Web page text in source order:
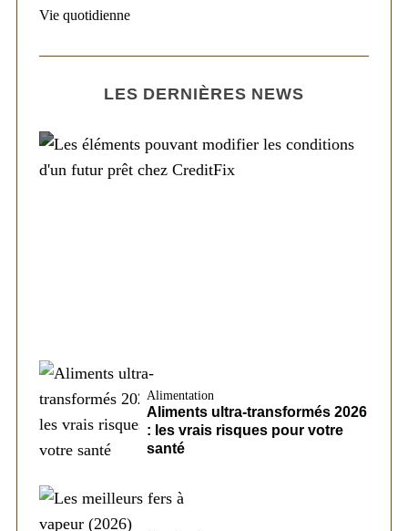
Vie quotidienne
LES DERNIÈRES NEWS
Alimentation
Aliments ultra-transformés 2026
: les vrais risques pour votre
santé